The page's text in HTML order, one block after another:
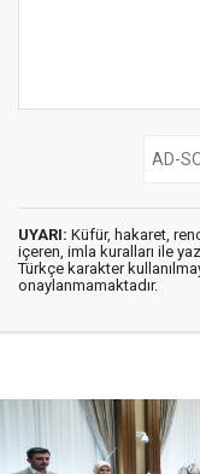
UYARI: Küfür, hakaret,
içeren, imla kuralları ile
Türkçe karakter
onaylanmamaktadır.